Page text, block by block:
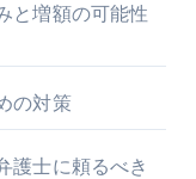
と増額の可能性
の対策
護士に頼るべき